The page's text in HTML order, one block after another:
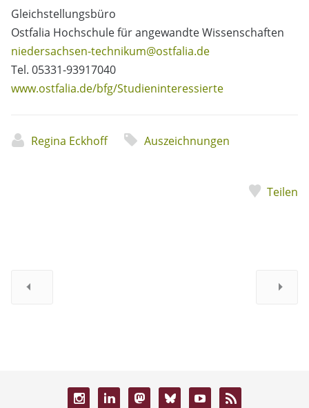
Gleichstellungsbüro
Ostfalia Hochschule für angewandte Wissenschaften
niedersachsen-technikum@ostfalia.de
Tel. 05331-93917040
www.ostfalia.de/bfg/Studieninteressierte
Regina Eckhoff Auszeichnungen
Teilen